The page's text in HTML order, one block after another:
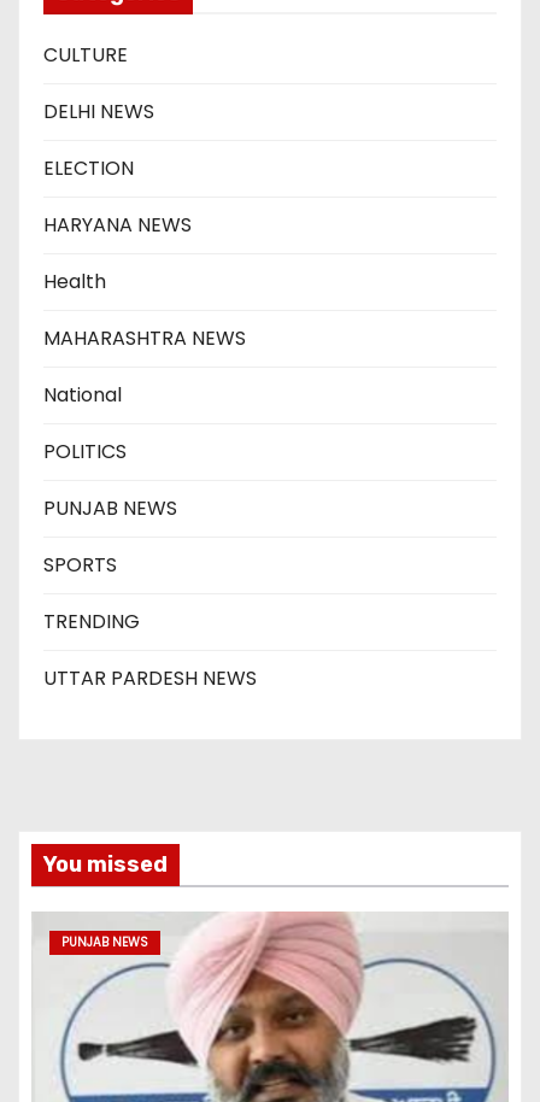
CULTURE
DELHI NEWS
ELECTION
HARYANA NEWS
Health
MAHARASHTRA NEWS
National
POLITICS
PUNJAB NEWS
SPORTS
TRENDING
UTTAR PARDESH NEWS
You missed
PUNJAB NEWS